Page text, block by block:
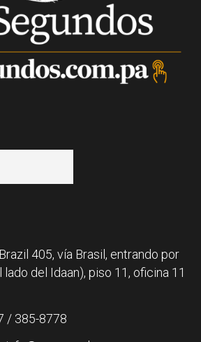
405, vía Brasil, entrando por
lado del Idaan), piso 11, oficina 11
/ 385-8778